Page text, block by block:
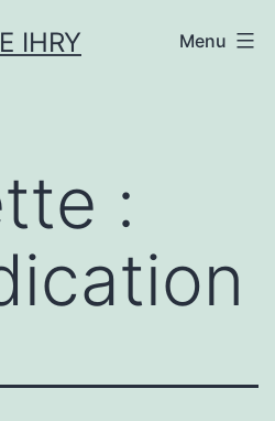
IHRY Menu
: